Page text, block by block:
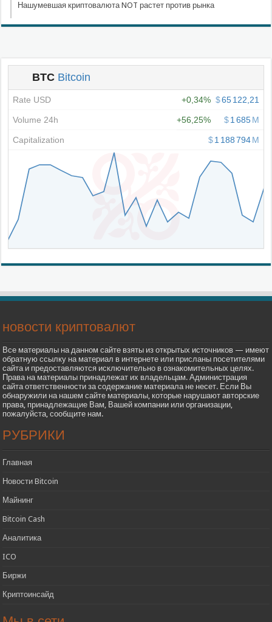
Нашумевшая криптовалюта NOT растет против рынка
новости криптовалют
Все материалы на данном сайте взяты из открытых источников — имеют
обратную ссылку на материал в интернете или присланы посетителями
сайта и предоставляются исключительно в ознакомительных целях.
Права на материалы принадлежат их владельцам. Администрация
сайта ответственности за содержание материала не несет. Если Вы
обнаружили на нашем сайте материалы, которые нарушают авторские
права, принадлежащие Вам, Вашей компании или организации,
пожалуйста, сообщите нам.
РУБРИКИ
Главная
Новости Bitcoin
Майнинг
Bitcoin Cash
Аналитика
ICO
Биржи
Криптоинсайд